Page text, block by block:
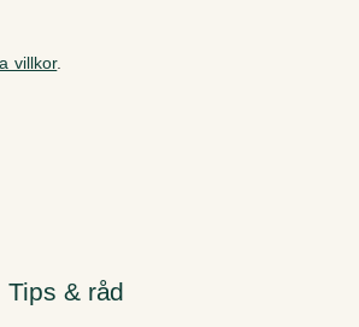
villkor.
Tips & råd